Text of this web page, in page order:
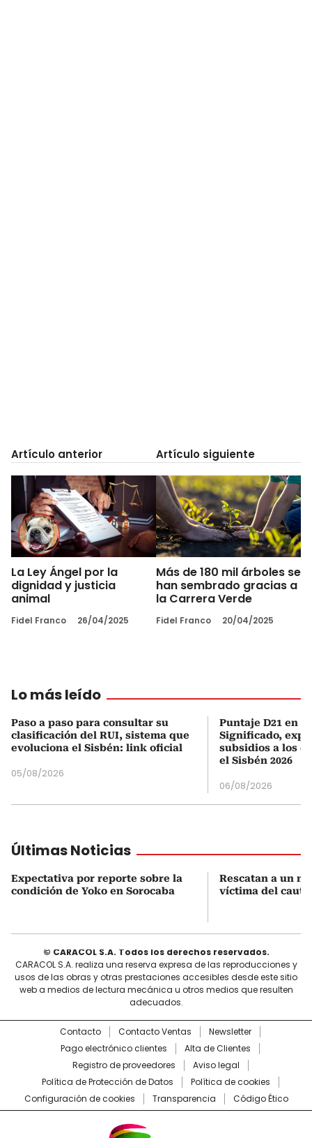
Artículo anterior
La Ley Ángel por la
dignidad y justicia
animal
Fidel Franco 26/04/2025
Artículo siguiente
Más de 180 mil árboles se
han sembrado gracias a
la Carrera Verde
Fidel Franco 20/04/2025
Lo más leído
Paso a paso para consultar su
clasificación del RUI, sistema que
evoluciona el Sisbén: link oficial
05/08/2026
Puntaje D21 en
Significado,
subsidios a los
el Sisbén 2026
06/08/2026
Últimas Noticias
Expectativa por reporte sobre la
condición de Yoko en Sorocaba
Rescatan a un
víctima del
© CARACOL S.A. Todos los derechos reservados.
CARACOL S.A. realiza una reserva expresa de las reproducciones y
usos de las obras y otras prestaciones accesibles desde este sitio
web a medios de lectura mecánica u otros medios que resulten
adecuados.
Contacto Contacto Ventas
Newsletter
Pago electrónico clientes
Alta de Clientes
Registro de proveedores
Aviso legal
Política de Protección de Datos
Política de cookies
Configuración de cookies
Transparencia Código Ético